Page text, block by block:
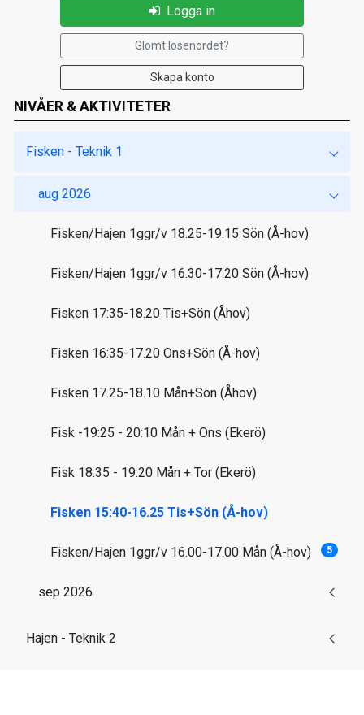
Logga in
Glömt lösenordet?
Skapa konto
NIVÅER & AKTIVITETER
Fisken - Teknik 1
aug 2026
Fisken/Hajen 1ggr/v 18.25-19.15 Sön (Å-hov)
Fisken/Hajen 1ggr/v 16.30-17.20 Sön (Å-hov)
Fisken 17:35-18.20 Tis+Sön (Åhov)
Fisken 16:35-17.20 Ons+Sön (Å-hov)
Fisken 17.25-18.10 Mån+Sön (Åhov)
Fisk -19:25 - 20:10 Mån + Ons (Ekerö)
Fisk 18:35 - 19:20 Mån + Tor (Ekerö)
Fisken 15:40-16.25 Tis+Sön (Å-hov)
Fisken/Hajen 1ggr/v 16.00-17.00 Mån (Å-hov) 5
sep 2026
Hajen - Teknik 2